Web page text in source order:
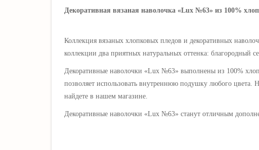
Декоративная вязаная наволочка «Lux №63» из 100%
Коллекция вязаных хлопковых пледов и декоративных
коллекции два приятных натуральных оттенка: благородный
Декоративные наволочки «Lux №63» выполнены из 100%
позволяет использовать внутреннюю подушку любого цвета.
найдете в нашем магазине.
Декоративные наволочки «Lux №63» станут отличным